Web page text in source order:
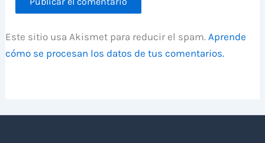
Este sitio usa Akismet para reducir el spam.Aprende
cómo se procesan los datos de tus comentarios.